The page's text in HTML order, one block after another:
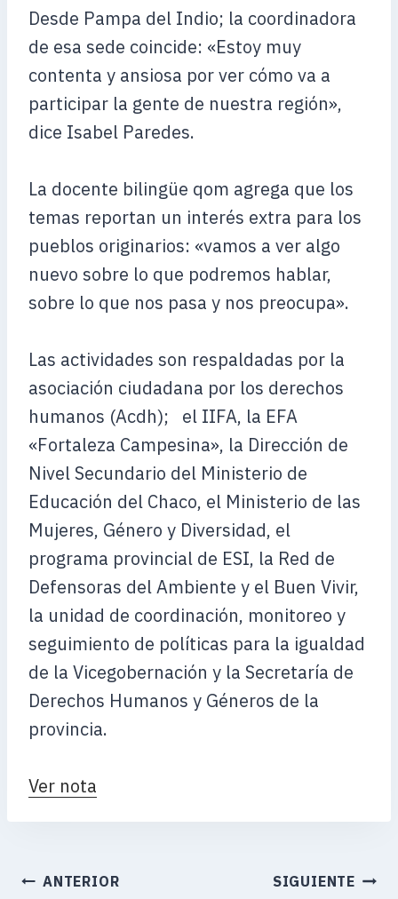
Desde Pampa del Indio; la coordinadora
de esa sede coincide: «Estoy muy
contenta y ansiosa por ver cómo va a
participar la gente de nuestra región»,
dice Isabel Paredes.
La docente bilingüe qom agrega que los
temas reportan un interés extra para los
pueblos originarios: «vamos a ver algo
nuevo sobre lo que podremos hablar,
sobre lo que nos pasa y nos preocupa».
Las actividades son respaldadas por la
asociación ciudadana por los derechos
humanos (Acdh); el IIFA, la EFA
«Fortaleza Campesina», la Dirección de
Nivel Secundario del Ministerio de
Educación del Chaco, el Ministerio de las
Mujeres, Género y Diversidad, el
programa provincial de ESI, la Red de
Defensoras del Ambiente y el Buen Vivir,
la unidad de coordinación, monitoreo y
seguimiento de políticas para la igualdad
de la Vicegobernación y la Secretaría de
Derechos Humanos y Géneros de la
provincia.
Ver nota
ANTERIOR SIGUIENTE